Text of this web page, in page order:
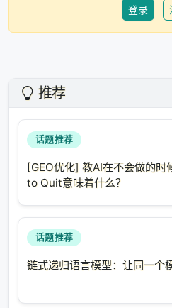
2 层：约 (d²)² = d⁴ 维
l 层：约 d^(2ˡ) 维
星星（乘法符号），里面却
三、最惊人的发现：激
论文里有一个实验让我停下来
他们比较了两种操作（star
登录
推荐
话题推荐
[GEO优化] 教AI在不会做的
to Quit意味着什么？
话题推荐
链式递归语言模型：让同一个